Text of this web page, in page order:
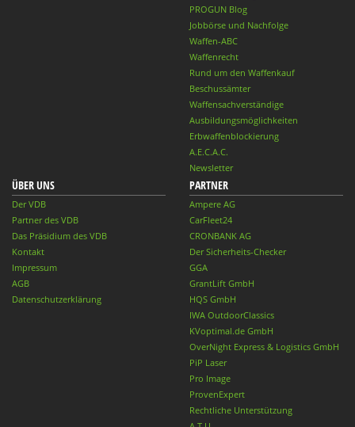
PROGUN Blog
Jobbörse und Nachfolge
Waffen-ABC
Waffenrecht
Rund um den Waffenkauf
Beschussämter
Waffensachverständige
Ausbildungsmöglichkeiten
Erbwaffenblockierung
A.E.C.A.C.
Newsletter
ÜBER UNS
Der VDB
Partner des VDB
Das Präsidium des VDB
Kontakt
Impressum
AGB
Datenschutzerklärung
PARTNER
Ampere AG
CarFleet24
CRONBANK AG
Der Sicherheits-Checker
GGA
GrantLift GmbH
HQS GmbH
IWA OutdoorClassics
KVoptimal.de GmbH
OverNight Express & Logistics GmbH
PiP Laser
Pro Image
ProvenExpert
Rechtliche Unterstützung